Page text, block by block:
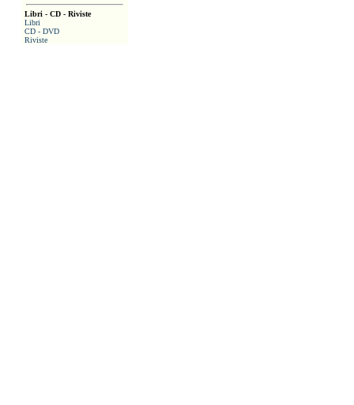
Libri - CD - Riviste
Libri
CD - DVD
Riviste